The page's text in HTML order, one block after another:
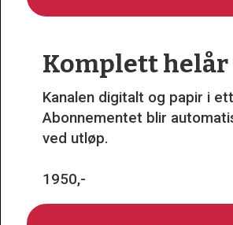
Komplett helår
Kanalen digitalt og papir i
Abonnementet blir
ved utløp.
1950,-